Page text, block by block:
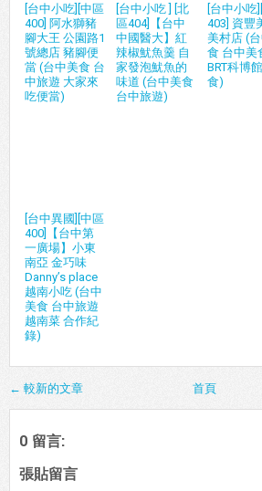
[台中小吃][中區
400] 阿水獅豬
腳大王 公園路1
號總店 豬腳便
當 (台中美食 台
中旅遊 大家來
吃便當)
[台中小吃 ] [北
區404]【台中
中國醫大】紅
辣椒魷魚羹 自
家發泡魷魚的
味道 (台中美食
台中旅遊)
[台中小吃
403] 資豐
美村店 (
食 台中美
BRT科博
食)
[台中異國][中區
400]【台中第
一廣場】小東
南亞 金巧味
Danny’s place
越南小吃 (台中
美食 台中旅遊
越南菜 合作紀
錄)
← 較新的文章 首頁
0 留言:
張貼留言